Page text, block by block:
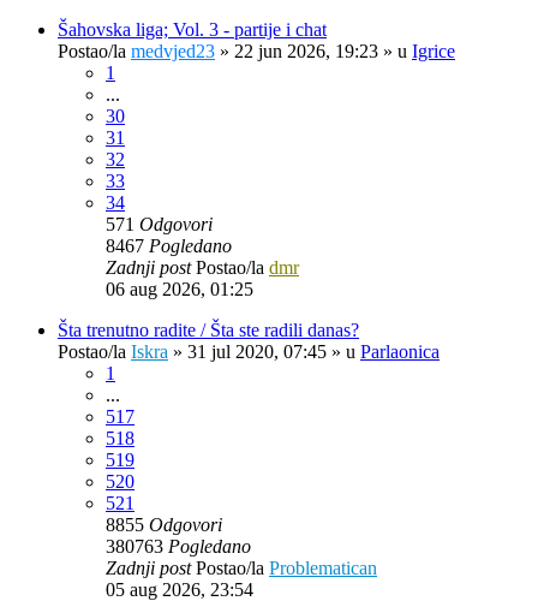
Šahovska liga; Vol. 3 - partije i chat
Postao/la medvjed23 » 22 jun 2026, 19:23 » u Igrice
1
...
30
31
32
33
34
571 Odgovori
8467 Pogledano
Zadnji postPostao/la dmr
06 aug 2026, 01:25
Šta trenutno radite / Šta ste radili danas?
Postao/la Iskra » 31 jul 2020, 07:45 » u Parlaonica
1
...
517
518
519
520
521
8855 Odgovori
380763 Pogledano
Zadnji postPostao/la Problematican
05 aug 2026, 23:54